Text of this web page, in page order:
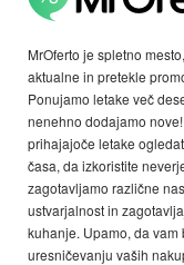
MrOferto je spletno
aktualne in pretekle
Ponujamo letake več
nenehno dodajamo
prihajajoče letake
časa, da izkoristite
zagotavljamo različne
ustvarjalnost in
kuhanje. Upamo, da vam
uresničevanju vaših